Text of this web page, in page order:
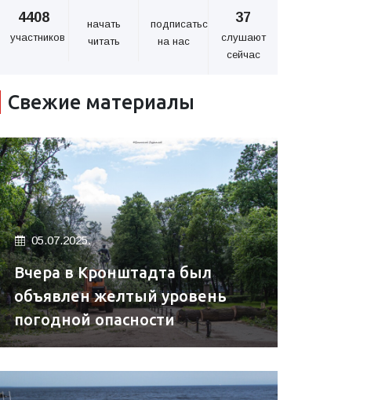
4408
участников
начать
читать
подписаться
на нас
37
слушают
сейчас
Свежие материалы
05.07.2025.
Вчера в Кронштадта был
объявлен желтый уровень
погодной опасности